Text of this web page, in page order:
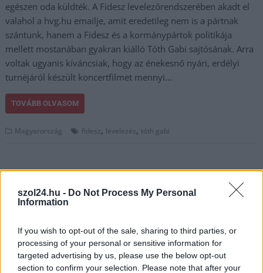
szol24.hu - Do Not Process My Personal
Information
If you wish to opt-out of the sale, sharing to third parties, or
processing of your personal or sensitive information for
targeted advertising by us, please use the below opt-out
section to confirm your selection. Please note that after your
egészen oda küldték. A Fidesz levelezőrendszerében akadt el
valahol a hvg.hu emailje, amit eredetileg nem is a pártnak
szántunk, hanem a Fidesz és a kormánypártok politikája
mellett mostanában gyakran kiálló Tóth Gabi sajtósának. Arra
voltak ugyanis kíváncsiak, hogy az énekesnő nyári, erdélyi
turnéjáról készült koncertfilmet mennyi…
TOVÁBB OLVASOM
Magyarország fidesz, levelezés, tóth gabi